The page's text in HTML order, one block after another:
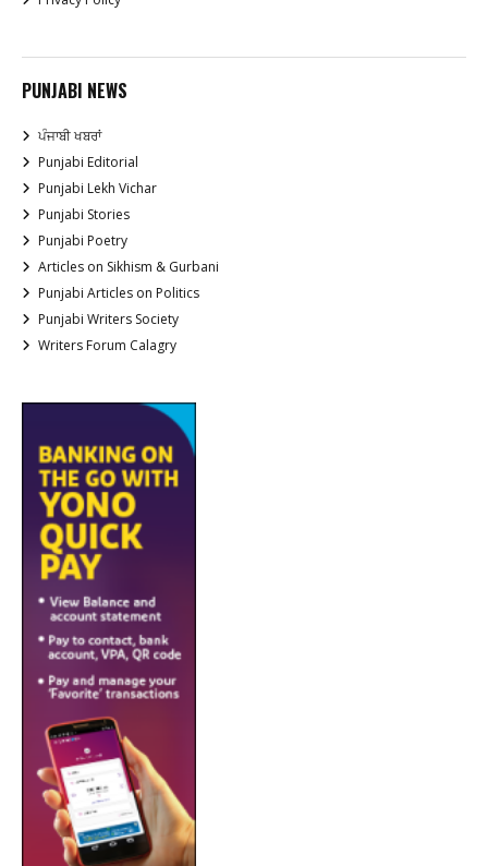
PUNJABI NEWS
ਪੰਜਾਬੀ ਖਬਰਾਂ
Punjabi Editorial
Punjabi Lekh Vichar
Punjabi Stories
Punjabi Poetry
Articles on Sikhism & Gurbani
Punjabi Articles on Politics
Punjabi Writers Society
Writers Forum Calagry